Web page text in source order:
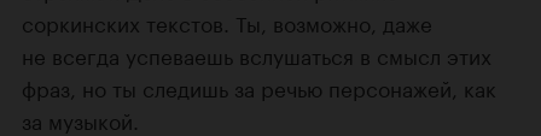
соркинских текстов. Ты, возможно, даже
не всегда успеваешь вслушаться в смысл этих
фраз, но ты следишь за речью персонажей, как
за музыкой.